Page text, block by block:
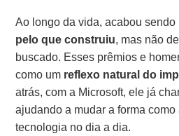
Ao longo da vida, acabou sendo
pelo que construiu, mas não
buscado. Esses prêmios e
como um reflexo natural do
atrás, com a Microsoft, ele já
ajudando a mudar a forma
tecnologia no dia a dia.